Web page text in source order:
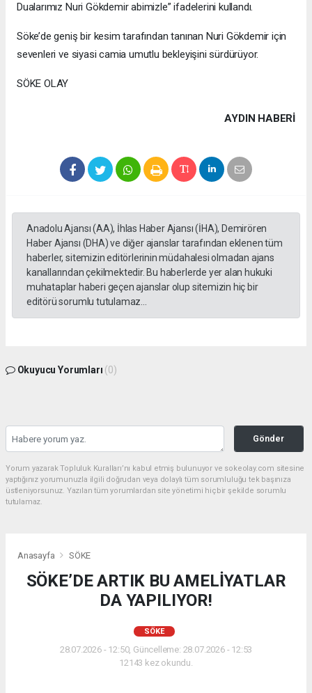
Dualarımız Nuri Gökdemir abimizle” ifadelerini kullandı.
Söke’de geniş bir kesim tarafından tanınan Nuri Gökdemir için
sevenleri ve siyasi camia umutlu bekleyişini sürdürüyor.
SÖKE OLAY
AYDIN HABERİ
Anadolu Ajansı (AA), İhlas Haber Ajansı (İHA), Demirören
Haber Ajansı (DHA) ve diğer ajanslar tarafından eklenen tüm
haberler, sitemizin editörlerinin müdahalesi olmadan ajans
kanallarından çekilmektedir. Bu haberlerde yer alan hukuki
muhataplar haberi geçen ajanslar olup sitemizin hiç bir
editörü sorumlu tutulamaz...
Okuyucu Yorumları (0)
Gönder
Yorum yazarak Topluluk Kuralları’nı kabul etmiş bulunuyor ve sokeolay.com sitesine
yaptığınız yorumunuzla ilgili doğrudan veya dolaylı tüm sorumluluğu tek başınıza
üstleniyorsunuz. Yazılan tüm yorumlardan site yönetimi hiçbir şekilde sorumlu
tutulamaz.
Anasayfa SÖKE
SÖKE’DE ARTIK BU AMELİYATLAR
DA YAPILIYOR!
SÖKE
28.07.2026 - 12:50, Güncelleme: 28.07.2026 - 12:53
12143 kez okundu.